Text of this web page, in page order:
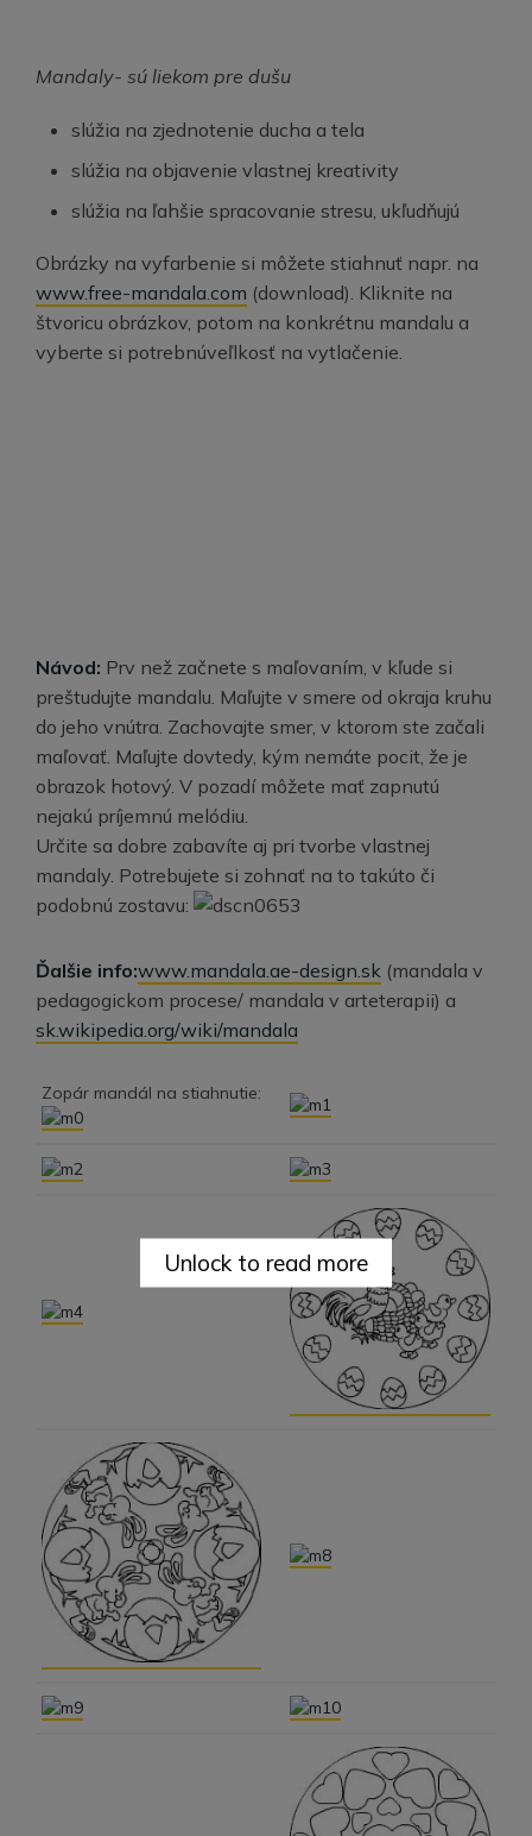
Mandaly- sú liekom pre dušu
slúžia na zjednotenie ducha a tela
slúžia na objavenie vlastnej kreativity
slúžia na ľahšie spracovanie stresu, ukľudňujú
Obrázky na vyfarbenie si môžete stiahnuť napr. na
www.free-mandala.com (download). Kliknite na
štvoricu obrázkov, potom na konkrétnu mandalu a
vyberte si potrebnúveľlkosť na vytlačenie.
Návod: Prv než začnete s maľovaním, v kľude si
preštudujte mandalu. Maľujte v smere od okraja kruhu
do jeho vnútra. Zachovajte smer, v ktorom ste začali
maľovať. Maľujte dovtedy, kým nemáte pocit, že je
obrazok hotový. V pozadí môžete mať zapnutú
nejakú príjemnú melódiu.
Určite sa dobre zabavíte aj pri tvorbe vlastnej
mandaly. Potrebujete si zohnať na to takúto či
podobnú zostavu:
Ďalšie info:www.mandala.ae-design.sk (mandala v
pedagogickom procese/ mandala v arteterapii) a
sk.wikipedia.org/wiki/mandala
Zopár mandál na stiahnutie:
Unlock to read more